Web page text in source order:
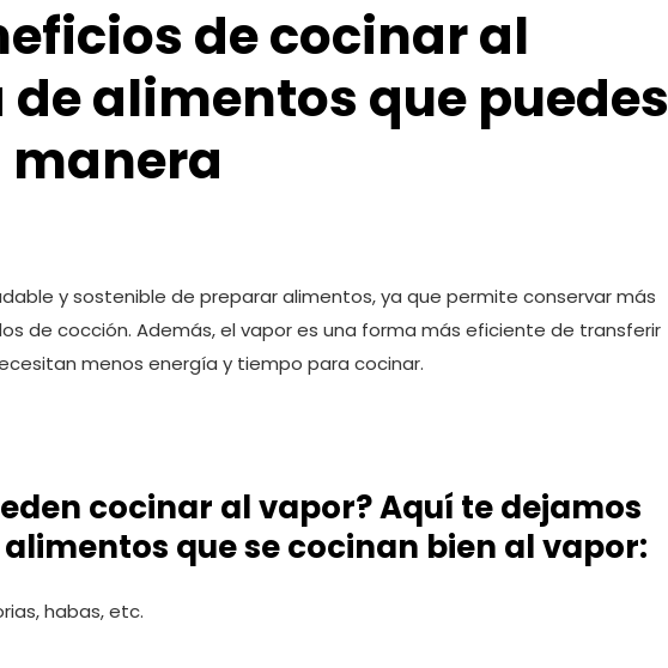
de cocinar al
alimentos que puedes
manera
y sostenible de preparar alimentos, ya que permite conservar más
de cocción. Además, el vapor es una forma más eficiente de transferir
menos energía y tiempo para cocinar.
cocinar al vapor? Aquí te dejamos
que se cocinan bien al vapor:
habas, etc.